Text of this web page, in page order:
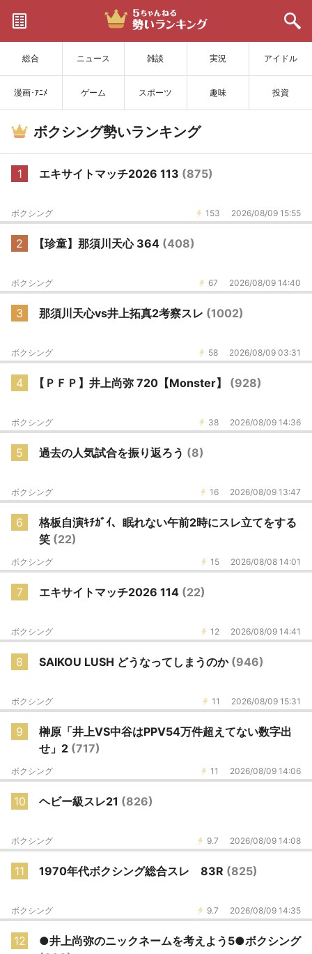
総合 ニュース 雑談 実況 アイドル
漫画･ｱﾆﾒ ゲーム スポーツ 趣味 投資
サイトを更新
ボクシング勢いランキング
1 エキサイトマッチ2026 113 (875)
153 2026/08/09 15:55
ボクシング
2 【珍童】那須川天心 364 (408)
67 2026/08/09 14:40
ボクシング
3 那須川天心vs井上拓真2考察スレ (1002)
58 2026/08/09 03:31
ボクシング
4 【ＰＦＰ】井上尚弥 720【Monster】 (928)
38 2026/08/09 14:36
ボクシング
5 過去の人気試合を振り返ろう (8)
16 2026/08/09 13:47
ボクシング
6
格板自演ｷﾁｶﾞｲ、眠れない午前2時にスレ立てをする
笑 (22)
15 2026/08/08 14:01
ボクシング
7 エキサイトマッチ2026 114 (22)
12 2026/08/09 14:41
ボクシング
8 SAIKOU LUSH どうなってしまうのか (946)
11 2026/08/09 15:31
ボクシング
9
榊原「井上VS中谷はPPV54万件超えてない数字出
せ」2 (717)
11 2026/08/09 14:06
ボクシング
10 ヘビー級スレ21 (826)
9.7 2026/08/09 14:08
ボクシング
11 1970年代ボクシング総合スレ 83R (825)
9.7 2026/08/09 14:35
ボクシング
12
●井上尚弥のニックネームを考えよう5●ボクシング